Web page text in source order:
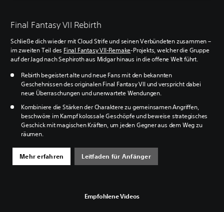
Final Fantasy VII Rebirth
Schließe dich wieder mit Cloud Strife und seinen Verbündeten zusammen –
im zweiten Teil des Final Fantasy VII-Remake-Projekts, welcher die Gruppe
auf der Jagd nach Sephiroth aus Midgar hinaus in die offene Welt führt.
Rebirth begeistert alte und neue Fans mit den bekannten
Geschehnissen des originalen Final Fantasy VII und verspricht dabei
neue Überraschungen und unerwartete Wendungen.
Kombiniere die Stärken der Charaktere zu gemeinsamen Angriffen,
beschwöre im Kampf kolossale Geschöpfe und beweise strategisches
Geschick mit magischen Kräften, um jeden Gegner aus dem Weg zu
räumen.
Mehr erfahren Leitfaden für Anfänger
Empfohlene Videos